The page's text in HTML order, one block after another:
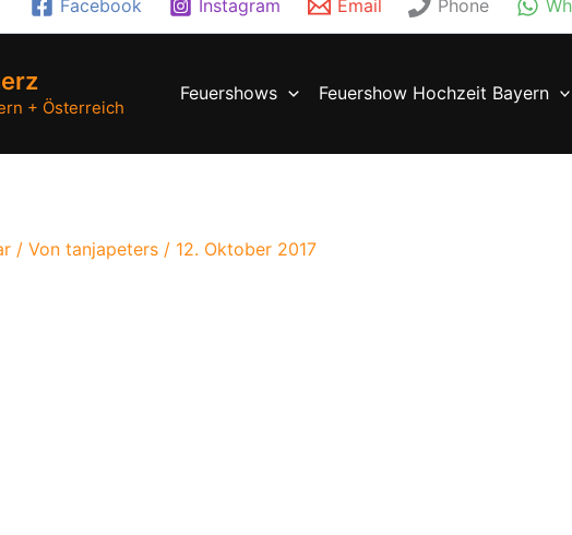
Facebook Instagram Email Phone
+ Österreich
Feuershows Feuershow Hochzeit Bayern
/ Von tanjapeters / 12. Oktober 2017